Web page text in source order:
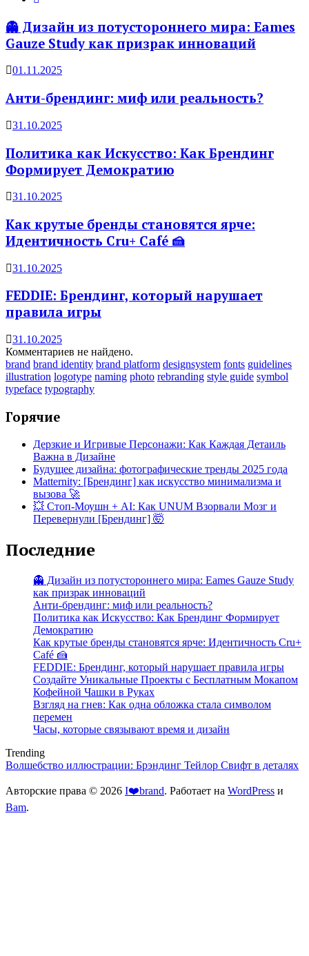
👻 Дизайн из потустороннего мира: Eames
Gauze Study как призрак инноваций
01.11.2025
Анти-брендинг: миф или реальность?
31.10.2025
Политика как Искусство: Как Брендинг
Формирует Демократию
31.10.2025
Как крутые бренды становятся ярче:
Идентичность Cru+ Café 🍰
31.10.2025
FEDDIE: Брендинг, который нарушает
правила игры
31.10.2025
Комментариев не найдено.
brand brand identity brand platform designsystem fonts guidelines
illustration logotype naming photo rebranding style guide symbol
typeface typography
Горячие
Дерзкие и Игривые Персонажи: Как Каждая Детаиль
Важна в Дизайне
Будущее дизайна: фотографические тренды 2025 года
Matternity: [Брендинг] как искусство минимализма и
вызова 🚀
💥 Стоп-Моушн + AI: Как UNUM Взорвали Мозг и
Перевернули [Брендинг] 🤯
Последние
👻 Дизайн из потустороннего мира: Eames Gauze Study
как призрак инноваций
Анти-брендинг: миф или реальность?
Политика как Искусство: Как Брендинг Формирует
Демократию
Как крутые бренды становятся ярче: Идентичность Cru+
Café 🍰
FEDDIE: Брендинг, который нарушает правила игры
Создайте Уникальные Проекты с Бесплатным Мокапом
Кофейной Чашки в Руках
Взгляд на гнев: Как одна обложка стала символом
перемен
Часы, которые связывают время и дизайн
Trending
Волшебство иллюстрации: Брэндинг Тейлор Свифт в деталях
Авторские права © 2026 I❤️brand. Работает на WordPress и
Bam.